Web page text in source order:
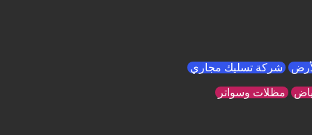
شركة تسليك مجاري
مظلات وسواتر